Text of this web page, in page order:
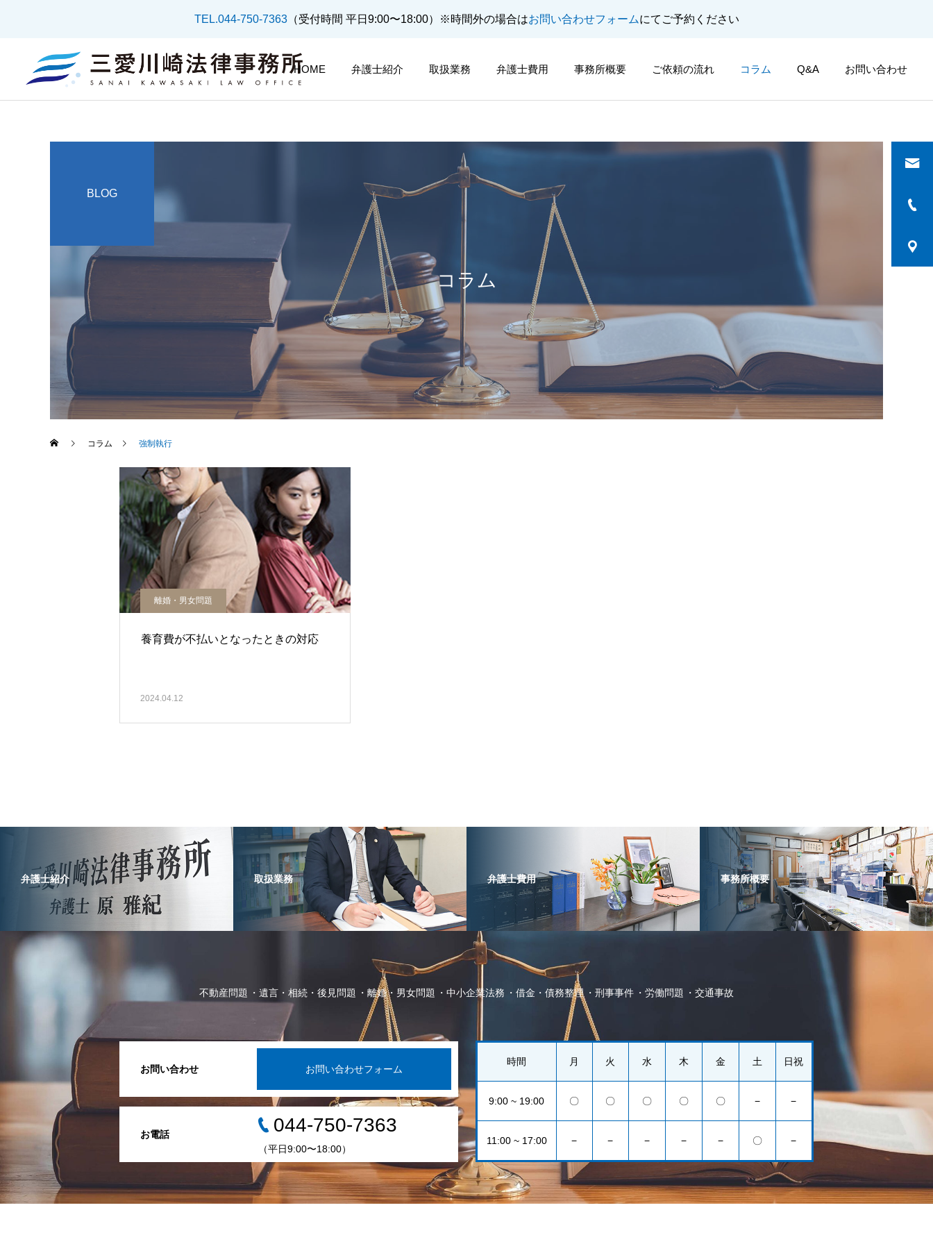
TEL.044-750-7363（受付時間 平日9:00〜18:00） ※時間外の場合はお問い合わせフォームにてご予約ください
HOME 弁護士紹介 取扱業務 弁護士費用 事務所概要 ご依頼の流れ コラム Q&A お問い合わせ
詳細を見る
遺言・相続・後見問題 離婚・男女問題
借金・債務整理 刑事事件 労働問題
コラム
BLOG
コラム 強制執行
離婚・男女問題
養育費が不払いとなったときの対応
2024.04.12
弁護士紹介 取扱業務 弁護士費用 事務所概要
不動産問題 遺言・相続・後見問題 離婚・男女問題 中小企業法務 借金・債務整理 刑事事件 労働問題 交通事故
お問い合わせ お問い合わせフォーム
お電話 044-750-7363
（平日9:00〜18:00）
時間 月 火 水 木 金 土 日祝
9:00 ~ 19:00 〇 〇 〇 〇 〇 − −
11:00 ~ 17:00 − − − − − 〇 −